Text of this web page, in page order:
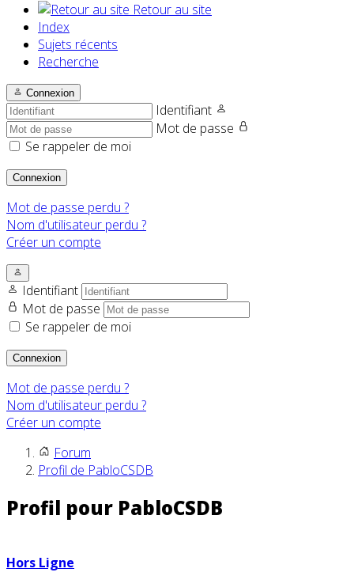
Retour au site
Index
Sujets récents
Recherche
Connexion
Identifiant
Mot de passe
Se rappeler de moi
Connexion
Mot de passe perdu ?
Nom d'utilisateur perdu ?
Créer un compte
Identifiant
Mot de passe
Se rappeler de moi
Connexion
Mot de passe perdu ?
Nom d'utilisateur perdu ?
Créer un compte
Forum
Profil de PabloCSDB
Profil pour PabloCSDB
Hors Ligne